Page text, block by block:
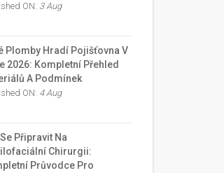
ON: 3 Aug
Plomby Hradí Pojišťovna V
2026: Kompletní Přehled
A Podmínek
ON: 4 Aug
Připravit Na
Chirurgii:
Průvodce Pro